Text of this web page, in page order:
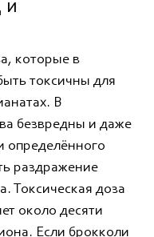
и
которые в
токсичны для
В
безвредны и даже
определённого
раздражение
Токсическая доза
около десяти
Если брокколи